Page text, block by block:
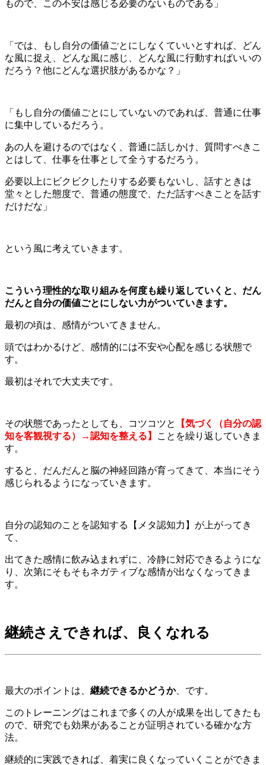
もので、この不安は感じる必要のないものである」
「では、もし自分の価値ごとにしなくていいとすれば、どん
な風に捉え、どんな風に感じ、どんな風に行動すればいいの
だろう？他にどんな選択肢があるかな？」
「もし自分の価値ごとにしていないのであれば、普通に仕事
に集中しているだろう。
あの人を避けるのではなく、普通に話しかけ、質問すべきこ
とはして、仕事を仕事として全うするだろう。
必要以上にビクビクしたりする必要もないし、話すときは
堂々とした態度で、普通の態度で、ただ話すべきことを話す
だけだな」
という風に考えていきます。
こういう理性的な取り組みを何度も繰り返していくと、だん
だんと自分の価値ごとにしない力がついていきます。
最初の頃は、感情がついてきません。
頭ではわかるけど、感情的には不安や心配を感じる状態で
す。
最初はそれで大丈夫です。
その状態であったとしても、コツコツと
【気づく（自分の認
知を客観視する）→認知を整える】
ことを繰り返していきま
す。
すると、だんだんと脳の神経回路が育ってきて、本当にそう
感じられるようになっていきます。
自分の認知のことを認知する【メタ認知力】が上がってき
て、
出てきた感情に飲み込まれずに、冷静に対応できるようにな
り、次第にそもそもネガティブな感情が出なくなってきま
す。
継続さえできれば、良くなれる
最大のポイントは、 継続できるかどうか、です。
このトレーニングはこれまで多くの人が成果を出してきたも
ので、研究でも効果があることが証明されている確かな方
法。
継続的に実践できれば、着実に良くなっていくことができま